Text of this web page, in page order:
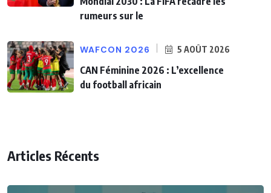
rumeurs sur le
WAFCON 2026 5 AOÛT 2026
CAN Féminine 2026 : L’excellence
du football africain
Articles Récents